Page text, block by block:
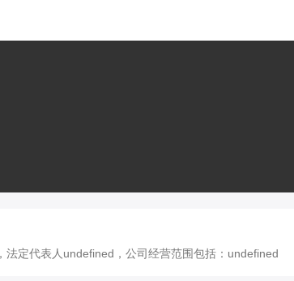
定代表人undefined，公司经营范围包括：undefined